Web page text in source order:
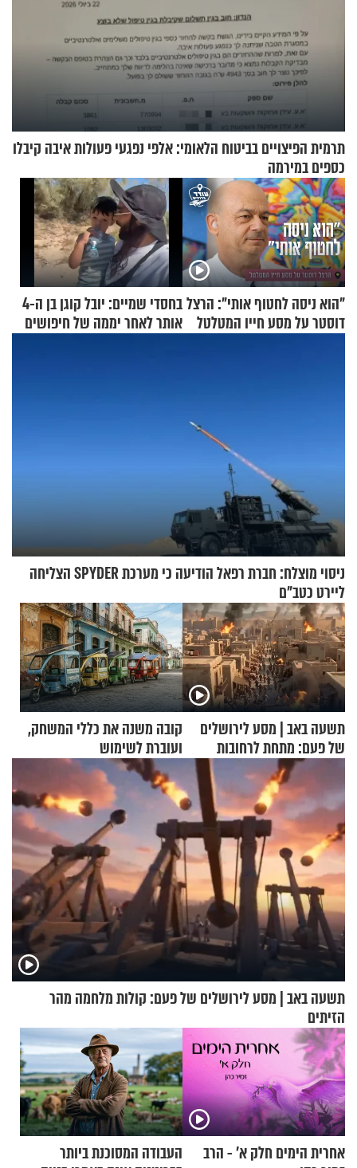
תרמית הפיצויים בביטוח הלאומי: אלפי נפגעי פעולות איבה קיבלו
כספים במירמה
"הוא ניסה לחטוף אותי": הרצל
דוסטר על מסע חייו המטלטל
בחסדי שמיים: יובל קוגן בן ה-4
אותר לאחר יממה של חיפושים
ניסוי מוצלח: חברת רפאל הודיעה כי מערכת SPYDER הצליחה
ליירט כטב"ם
תשעה באב | מסע לירושלים
של פעם: מתחת לרחובות
ירושלים
קובה משנה את כללי המשחק,
ועוברת לשימוש
בתלת־אופנועים סולאריים
תשעה באב | מסע לירושלים של פעם: קולות מלחמה מהר
הזיתים
אחרית הימים חלק א’ - הרב
העבודה המסוכנת ביותר